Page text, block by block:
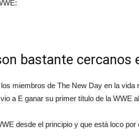
bastante cercanos
miembros de The New Day en la
a E ganar su primer título de la WWE
desde el principio y que está loco